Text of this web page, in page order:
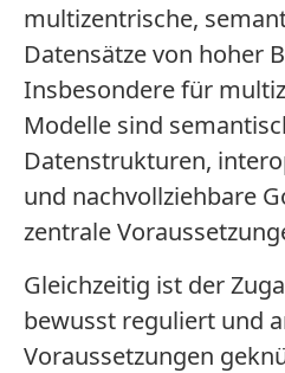
multizentrische,
Datensätze von hoher
Insbesondere für
Modelle sind
Datenstrukturen,
und nachvollziehbare
zentrale
Gleichzeitig ist der
bewusst reguliert und
Voraussetzungen